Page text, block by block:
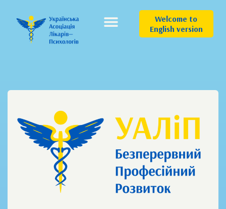
Welcome to
English version